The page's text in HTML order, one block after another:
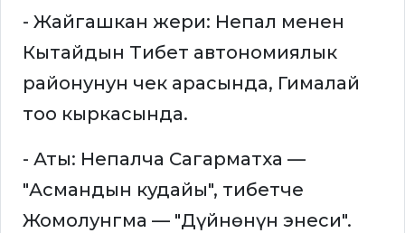
- Жайгашкан жери: Непал менен
Кытайдын Тибет автономиялык
районунун чек арасында, Гималай
тоо кыркасында.
- Аты: Непалча Сагарматха —
"Асмандын кудайы", тибетче
Жомолунгма — "Дүйнөнүн энеси".